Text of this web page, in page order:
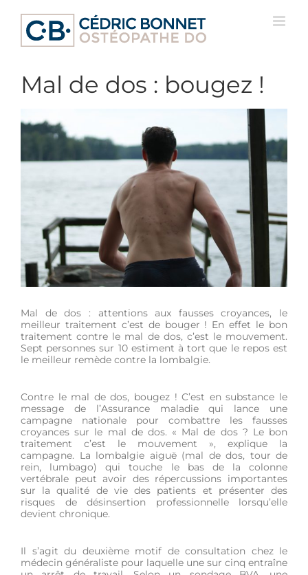
contenu
Mal de dos : bougez !
Mal de dos : attentions aux fausses croyances, le
meilleur traitement c’est de bouger ! En effet le bon
traitement contre le mal de dos, c’est le mouvement.
Sept personnes sur 10 estiment à tort que le repos est
le meilleur remède contre la lombalgie.
Contre le mal de dos, bougez ! C’est en substance le
message de l’Assurance maladie qui lance une
campagne nationale pour combattre les fausses
croyances sur le mal de dos. « Mal de dos ? Le bon
traitement c’est le mouvement », explique la
campagne. La lombalgie aiguë (mal de dos, tour de
rein, lumbago) qui touche le bas de la colonne
vertébrale peut avoir des répercussions importantes
sur la qualité de vie des patients et présenter des
risques de désinsertion professionnelle lorsqu’elle
devient chronique.
Il s’agit du deuxième motif de consultation chez le
médecin généraliste pour laquelle une sur cinq entraîne